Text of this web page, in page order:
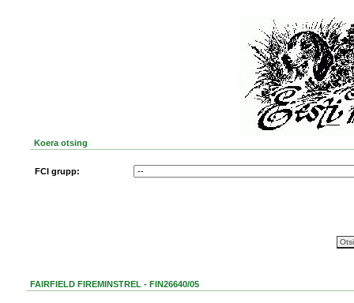
Koera otsing
FCI grupp:
FAIRFIELD FIREMINSTREL - FIN26640/05